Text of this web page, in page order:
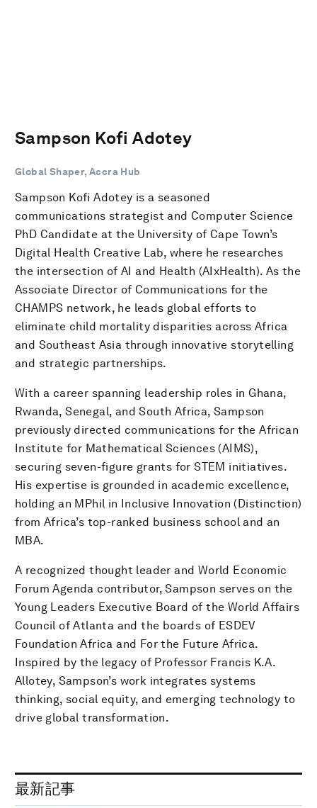
Sampson Kofi Adotey
Global Shaper, Accra Hub
Sampson Kofi Adotey is a seasoned
communications strategist and Computer Science
PhD Candidate at the University of Cape Town’s
Digital Health Creative Lab, where he researches
the intersection of AI and Health (AIxHealth). As the
Associate Director of Communications for the
CHAMPS network, he leads global efforts to
eliminate child mortality disparities across Africa
and Southeast Asia through innovative storytelling
and strategic partnerships.
With a career spanning leadership roles in Ghana,
Rwanda, Senegal, and South Africa, Sampson
previously directed communications for the African
Institute for Mathematical Sciences (AIMS),
securing seven-figure grants for STEM initiatives.
His expertise is grounded in academic excellence,
holding an MPhil in Inclusive Innovation (Distinction)
from Africa’s top-ranked business school and an
MBA.
A recognized thought leader and World Economic
Forum Agenda contributor, Sampson serves on the
Young Leaders Executive Board of the World Affairs
Council of Atlanta and the boards of ESDEV
Foundation Africa and For the Future Africa.
Inspired by the legacy of Professor Francis K.A.
Allotey, Sampson’s work integrates systems
thinking, social equity, and emerging technology to
drive global transformation.
最新記事